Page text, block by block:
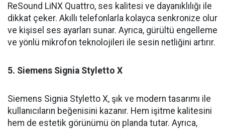
ReSound LiNX Quattro, ses kalitesi ve dayanıklılığı ile
dikkat çeker. Akıllı telefonlarla kolayca senkronize olur
ve kişisel ses ayarları sunar. Ayrıca, gürültü engelleme
ve yönlü mikrofon teknolojileri ile sesin netliğini artırır.
5. Siemens Signia Styletto X
Siemens Signia Styletto X, şık ve modern tasarımı ile
kullanıcıların beğenisini kazanır. Hem işitme kalitesini
hem de estetik görünümü ön planda tutar. Ayrıca,